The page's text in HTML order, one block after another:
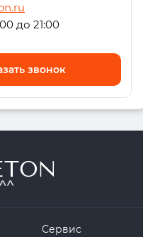
до 21:00
Заказать звонок
Сервис